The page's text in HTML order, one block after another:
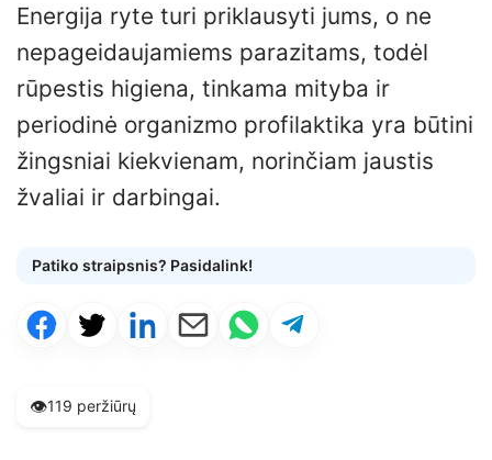
Energija ryte turi priklausyti jums, o ne
nepageidaujamiems parazitams, todėl
rūpestis higiena, tinkama mityba ir
periodinė organizmo profilaktika yra būtini
žingsniai kiekvienam, norinčiam jaustis
žvaliai ir darbingai.
Patiko straipsnis? Pasidalink!
👁️119 peržiūrų